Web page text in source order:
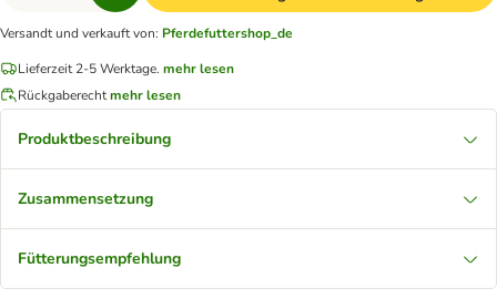
Versandt und verkauft von: Pferdefuttershop_de
Lieferzeit 2-5 Werktage. mehr lesen
Rückgaberechtmehr lesen
Produktbeschreibung
Zusammensetzung
Fütterungsempfehlung